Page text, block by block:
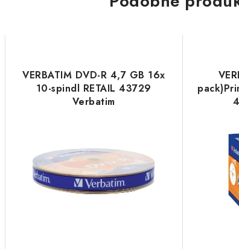
VERBATIM DVD-R 4,7 GB 16x
10-spindl RETAIL 43729
Verbatim